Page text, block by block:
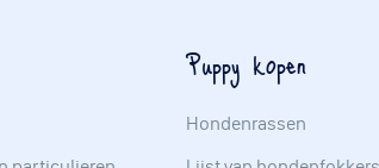
Puppy kopen
Hondenrassen